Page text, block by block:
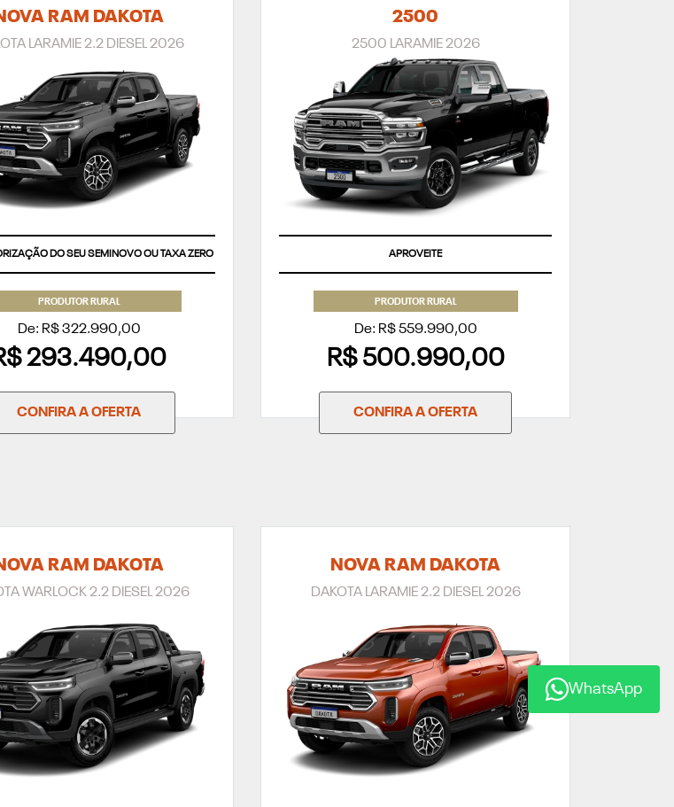
RAM DAKOTA
LARAMIE 2.2 DIESEL 2026
DO SEU SEMINOVO OU TAXA ZERO
PRODUTOR RURAL
De: R$ 322.990,00
293.490,00
CONFIRA A OFERTA
2500
2500 LARAMIE 2026
APROVEITE
PRODUTOR RURAL
De: R$ 559.990,00
R$ 500.990,00
CONFIRA A OFERTA
RAM DAKOTA
WARLOCK 2.2 DIESEL 2026
NOVA RAM DAKOTA
DAKOTA LARAMIE 2.2 DIESEL 2026
WhatsApp